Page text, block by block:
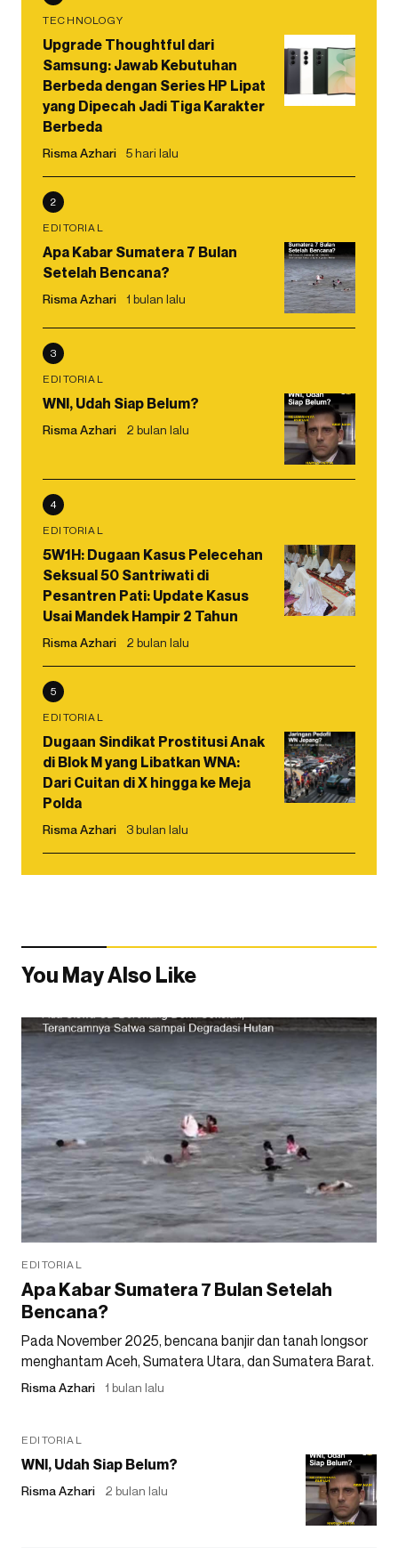
TECHNOLOGY
Upgrade Thoughtful dari
Samsung: Jawab Kebutuhan
Berbeda dengan Series HP Lipat
yang Dipecah Jadi Tiga Karakter
Berbeda
Risma Azhari 5 hari lalu
2
EDITORIAL
Apa Kabar Sumatera 7 Bulan
Setelah Bencana?
Risma Azhari 1 bulan lalu
3
EDITORIAL
WNI, Udah Siap Belum?
Risma Azhari 2 bulan lalu
4
EDITORIAL
5W1H: Dugaan Kasus Pelecehan
Seksual 50 Santriwati di
Pesantren Pati: Update Kasus
Usai Mandek Hampir 2 Tahun
Risma Azhari 2 bulan lalu
5
EDITORIAL
Dugaan Sindikat Prostitusi Anak
di Blok M yang Libatkan WNA:
Dari Cuitan di X hingga ke Meja
Polda
Risma Azhari 3 bulan lalu
You May Also Like
EDITORIAL
Apa Kabar Sumatera 7 Bulan Setelah
Bencana?
Pada November 2025, bencana banjir dan tanah longsor
menghantam Aceh, Sumatera Utara, dan Sumatera Barat.
Risma Azhari 1 bulan lalu
EDITORIAL
WNI, Udah Siap Belum?
Risma Azhari 2 bulan lalu